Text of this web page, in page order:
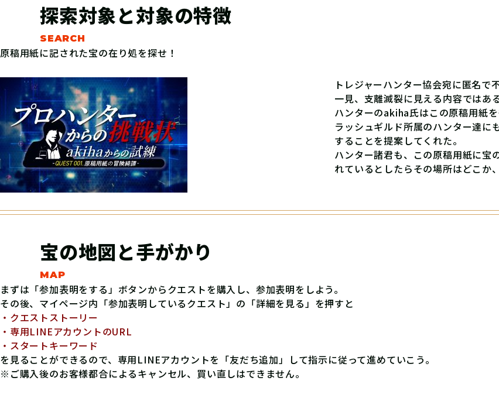
探索対象と対象の特徴
原稿用紙に記された宝の在り処を探せ！
トレジャーハンター協会宛に匿名で
⼀⾒、⽀離滅裂に⾒える内容ではあ
ハンターのakiha氏はこの原稿用紙
ラッシュギルド所属のハンター達に
することを提案してくれた。
ハンター諸君も、この原稿用紙に宝
れているとしたらその場所はどこか
宝の地図と手がかり
まずは「参加表明をする」ボタンからクエストを購入し、参加表明をしよう。
その後、マイページ内「参加表明しているクエスト」の「詳細を見る」を押すと
・クエストストーリー
・専用LINEアカウントのURL
・スタートキーワード
を見ることができるので、専用LINEアカウントを「友だち追加」して指示に従って進めていこう。
※ご購入後のお客様都合によるキャンセル、買い直しはできません。